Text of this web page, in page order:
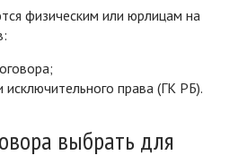
физическим или юрлицам на
исключительного права (ГК РБ).
выбрать для